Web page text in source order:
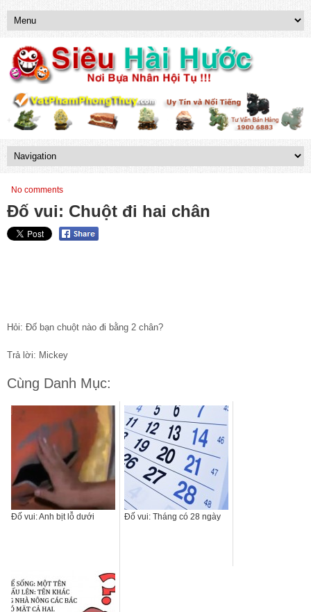
No comments
Đố vui: Chuột đi hai chân
Hỏi: Đố bạn chuột nào đi bằng 2 chân?
Trả lời: Mickey
Cùng Danh Mục:
Đố vui: Anh bịt lỗ dưới Đố vui: Tháng có 28 ngày